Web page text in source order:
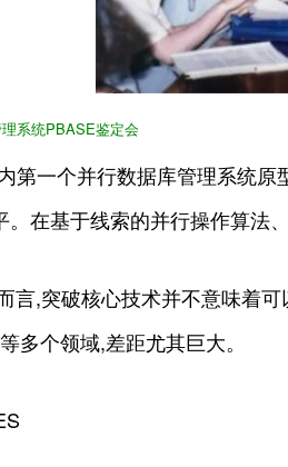
系统PBASE鉴定会
第一个并行数据库管理系统
在基于线索的并行操作算法
言,突破核心技术并不意味着
多个领域,差距尤其巨大。